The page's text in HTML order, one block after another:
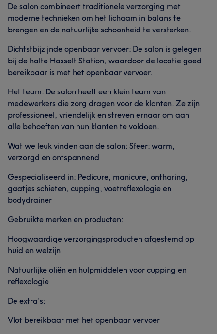
De salon combineert traditionele verzorging met
moderne technieken om het lichaam in balans te
brengen en de natuurlijke schoonheid te versterken.
Dichtstbijzijnde openbaar vervoer: De salon is gelegen
bij de halte Hasselt Station, waardoor de locatie goed
bereikbaar is met het openbaar vervoer.
Het team: De salon heeft een klein team van
medewerkers die zorg dragen voor de klanten. Ze zijn
professioneel, vriendelijk en streven ernaar om aan
alle behoeften van hun klanten te voldoen.
Wat we leuk vinden aan de salon: Sfeer: warm,
verzorgd en ontspannend
Gespecialiseerd in: Pedicure, manicure, ontharing,
gaatjes schieten, cupping, voetreflexologie en
bodydrainer
Gebruikte merken en producten:
Hoogwaardige verzorgingsproducten afgestemd op
huid en welzijn
Natuurlijke oliën en hulpmiddelen voor cupping en
reflexologie
De extra’s:
Vlot bereikbaar met het openbaar vervoer